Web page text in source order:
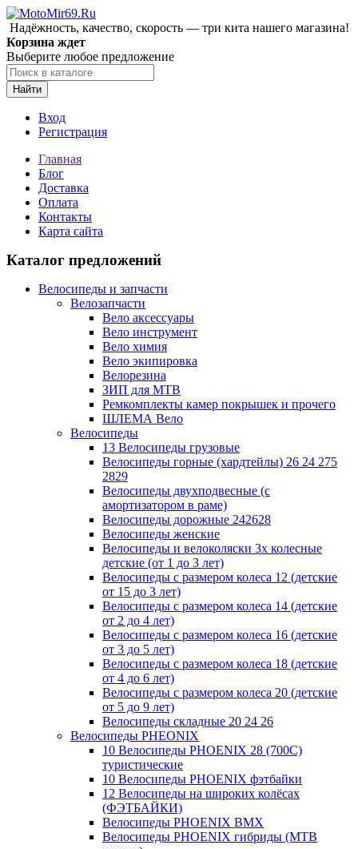
Надёжность, качество, скорость — три кита нашего магазина!
Корзина ждет
Выберите любое предложение
Найти
Вход
Регистрация
Главная
Блог
Доставка
Оплата
Контакты
Карта сайта
Каталог предложений
Велосипеды и запчасти
Велозапчасти
Вело аксессуары
Вело инструмент
Вело химия
Вело экипировка
Велорезина
ЗИП для MTB
Ремкомплекты камер покрышек и прочего
ШЛЕМА Вело
Велосипеды
13 Велосипеды грузовые
Велосипеды горные (хардтейлы) 26 24 275
2829
Велосипеды двухподвесные (с
амортизатором в раме)
Велосипеды дорожные 242628
Велосипеды женские
Велосипеды и велоколяски 3х колесные
детские (от 1 до 3 лет)
Велосипеды с размером колеса 12 (детские
от 15 до 3 лет)
Велосипеды с размером колеса 14 (детские
от 2 до 4 лет)
Велосипеды с размером колеса 16 (детские
от 3 до 5 лет)
Велосипеды с размером колеса 18 (детские
от 4 до 6 лет)
Велосипеды с размером колеса 20 (детские
от 5 до 9 лет)
Велосипеды складные 20 24 26
Велосипеды PHEONIX
10 Велосипеды PHOENIX 28 (700С)
туристические
10 Велосипеды PHOENIX фэтбайки
12 Велосипеды на широких колёсах
(ФЭТБАЙКИ)
Велосипеды PHOENIX BMX
Велосипеды PHOENIX гибриды (MTB